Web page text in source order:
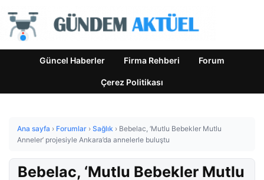
Güncel Haberler Firma Rehberi Forum
Çerez Politikası
Ana sayfa › Forumlar › Sağlık › Bebelac, ‘Mutlu Bebekler Mutlu
Anneler’ projesiyle Ankara’da annelerle buluştu
Bebelac, ‘Mutlu Bebekler Mutlu